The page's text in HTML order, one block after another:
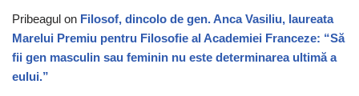
Pribeagul on Filosof, dincolo de gen. Anca Vasiliu, laureata
Marelui Premiu pentru Filosofie al Academiei Franceze: “Să
fii gen masculin sau feminin nu este determinarea ultimă a
eului.”